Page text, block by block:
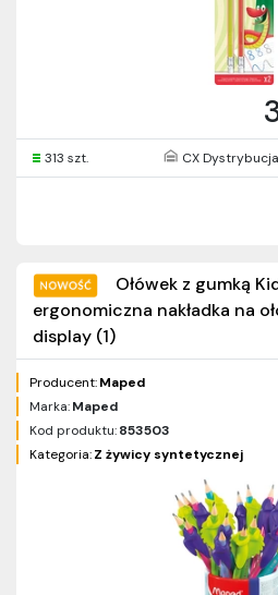
313 szt. CX Dystrybucja
Ołówek z gumką
ergonomiczna nakładka na
display (1)
Producent:Maped
Marka:Maped
Kod produktu:853503
Kategoria:Z żywicy syntetycznej